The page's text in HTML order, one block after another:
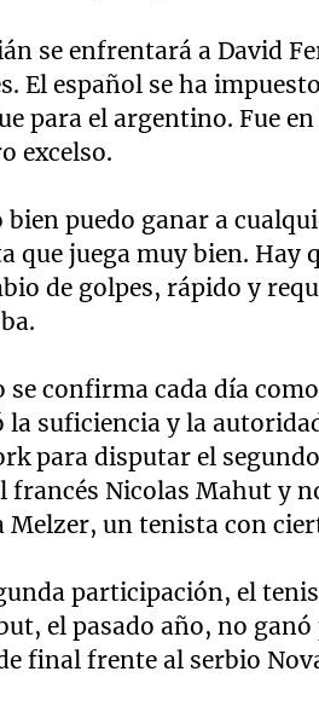
se enfrentará a David
El español se ha
para el argentino. Fue
excelso.
bien puedo ganar a
que juega muy bien. Hay
de golpes, rápido y
se confirma cada día
la suficiencia y la
para disputar el
francés Nicolas Mahut y
Melzer, un tenista con
participación, el
el pasado año, no
final frente al serbio